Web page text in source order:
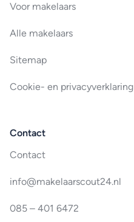
Voor makelaars
Alle makelaars
Sitemap
Cookie- en privacyverklaring
Contact
Contact
info@makelaarscout24.nl
085 – 401 6472